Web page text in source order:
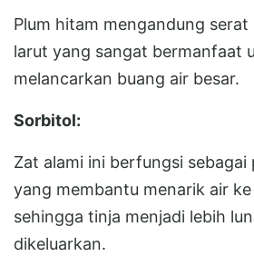
Plum hitam mengandung
larut yang sangat bermanfaat
melancarkan buang air besar.
Sorbitol:
Zat alami ini berfungsi sebagai
yang membantu menarik air ke
sehingga tinja menjadi lebih
dikeluarkan.